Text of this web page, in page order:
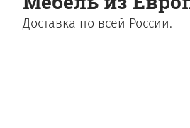
Доставка по всей России.